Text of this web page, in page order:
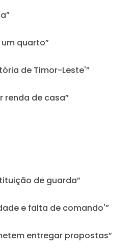
quarto”
de Timor-Leste'”
renda de casa”
de guarda”
e falta de comando'”
entregar propostas”